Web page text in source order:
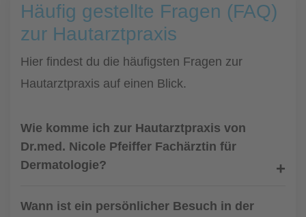
Häufig gestellte Fragen (FAQ)
zur Hautarztpraxis
Hier findest du die häufigsten Fragen zur
Hautarztpraxis auf einen Blick.
Wie komme ich zur Hautarztpraxis von
Dr.med. Nicole Pfeiffer Fachärztin für
Dermatologie?
Wann ist ein persönlicher Besuch in der